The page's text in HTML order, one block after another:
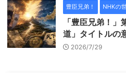
豊臣兄弟！ NHKの
「豊臣兄弟！
道」タイトルの
2026/7/29